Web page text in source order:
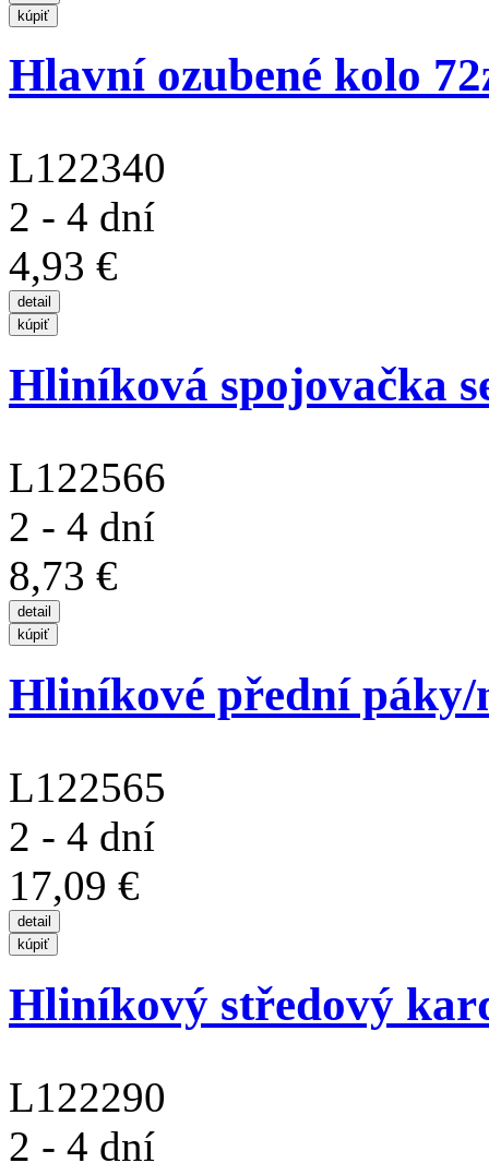
Hlavní ozubené kolo
L122340
2 - 4 dní
4,93 €
Hliníková spojovačka
L122566
2 - 4 dní
8,73 €
Hliníkové přední páky/
L122565
2 - 4 dní
17,09 €
Hliníkový středový
L122290
2 - 4 dní